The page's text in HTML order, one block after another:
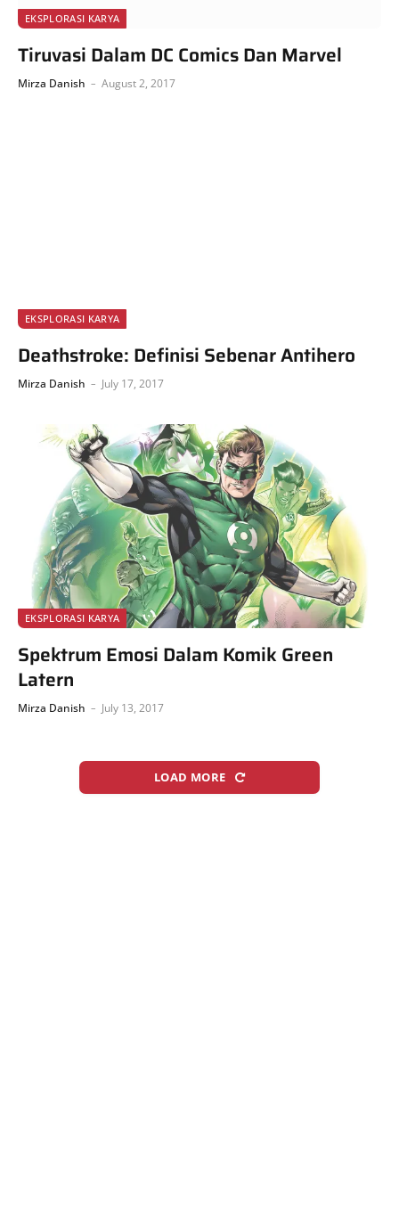
EKSPLORASI KARYA
Tiruvasi Dalam DC Comics Dan Marvel
Mirza Danish August 2, 2017
EKSPLORASI KARYA
Deathstroke: Definisi Sebenar Antihero
Mirza Danish July 17, 2017
EKSPLORASI KARYA
Spektrum Emosi Dalam Komik Green
Latern
Mirza Danish July 13, 2017
LOAD MORE